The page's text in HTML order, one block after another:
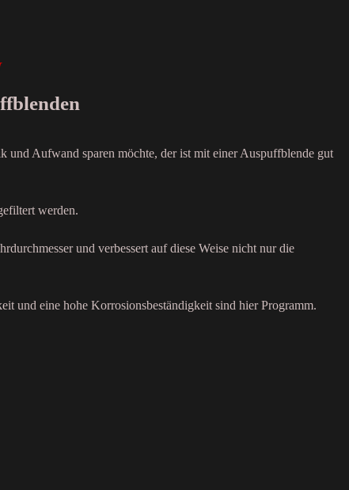
und Aufwand sparen möchte, der ist mit einer Auspuffblende gut
werden.
und verbessert auf diese Weise nicht nur die
und eine hohe Korrosionsbeständigkeit sind hier Programm.